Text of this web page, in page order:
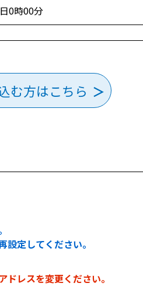
0時00分
む方はこちら
定してください。
レスを変更ください。